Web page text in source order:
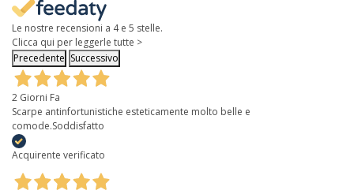
Le nostre recensioni a 4 e 5 stelle.
Clicca qui per leggerle tutte >
Precedente Successivo
2 Giorni Fa
Scarpe antinfortunistiche esteticamente molto belle e
comode.Soddisfatto
Acquirente verificato